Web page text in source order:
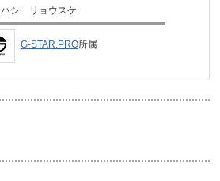
ハシ リョウスケ
G-STAR.PRO所属